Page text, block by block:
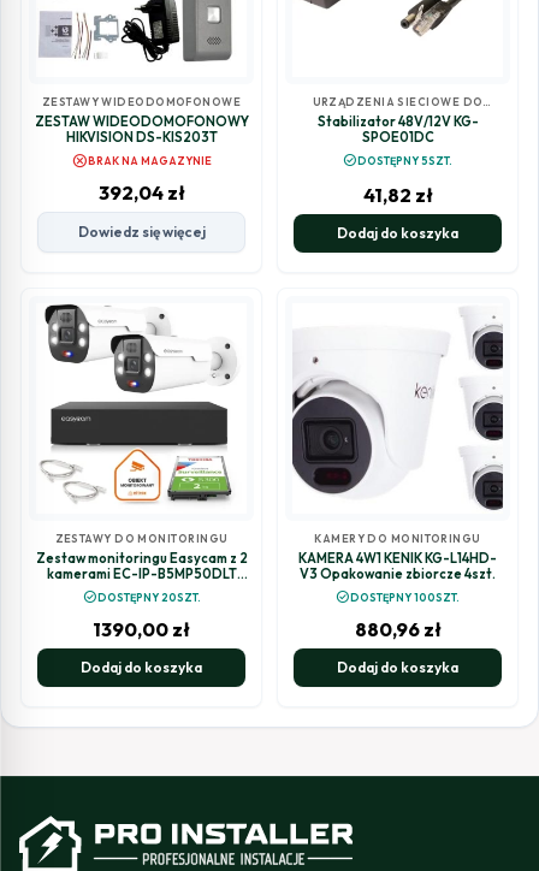
ZESTAWY WIDEODOMOFONOWE
ZESTAW WIDEODOMOFONOWY
HIKVISION DS-KIS203T
cancelBRAK NA MAGAZYNIE
392,04 zł
Dowiedz się więcej
URZĄDZENIA SIECIOWE DO
MONITORINGU
Stabilizator 48V/12V KG-
SPOE01DC
check_circleDOSTĘPNY 5SZT.
41,82 zł
Dodaj do koszyka
ZESTAWY DO MONITORINGU
Zestaw monitoringu Easycam z 2
kamerami EC-IP-B5MP50DLT
5MPx z aktywnym odstraszaniem
check_circleDOSTĘPNY 20SZT.
1390,00 zł
Dodaj do koszyka
KAMERY DO MONITORINGU
KAMERA 4W1 KENIK KG-L14HD-
V3 Opakowanie zbiorcze 4szt.
check_circleDOSTĘPNY 100SZT.
880,96 zł
Dodaj do koszyka